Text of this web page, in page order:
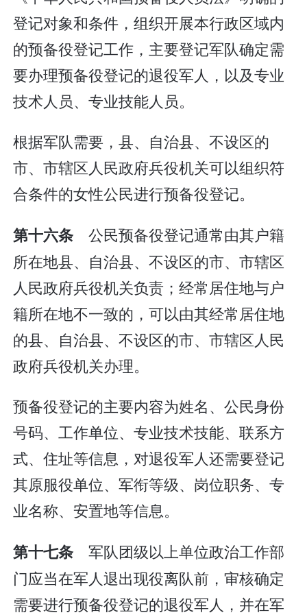
登记对象和条件，组织开展本行政区域内
的预备役登记工作，主要登记军队确定需
要办理预备役登记的退役军人，以及专业
技术人员、专业技能人员。
根据军队需要，县、自治县、不设区的
市、市辖区人民政府兵役机关可以组织符
合条件的女性公民进行预备役登记。
第十六条公民预备役登记通常由其户籍
所在地县、自治县、不设区的市、市辖区
人民政府兵役机关负责；经常居住地与户
籍所在地不一致的，可以由其经常居住地
的县、自治县、不设区的市、市辖区人民
政府兵役机关办理。
预备役登记的主要内容为姓名、公民身份
号码、工作单位、专业技术技能、联系方
式、住址等信息，对退役军人还需要登记
其原服役单位、军衔等级、岗位职务、专
业名称、安置地等信息。
第十七条军队团级以上单位政治工作部
门应当在军人退出现役离队前，审核确定
需要进行预备役登记的退役军人，并在军